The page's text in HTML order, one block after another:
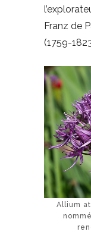
Franz de
(1759-
Allium